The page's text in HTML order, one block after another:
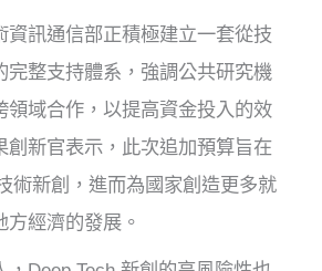
資訊通信部正積極建立一套從技
完整支持體系，強調公共研究機
領域合作，以提高資金投入的效
創新官表示，此次追加預算旨在
術新創，進而為國家創造更多就
經濟的發展。